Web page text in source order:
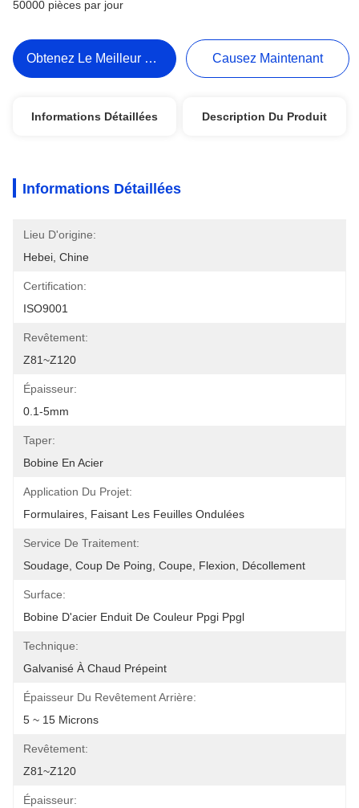
50000 pièces par jour
Obtenez Le Meilleur Prix Causez Maintenant
Informations Détaillées Description Du Produit
Informations Détaillées
Lieu D'origine:
Hebei, Chine
Certification:
ISO9001
Revêtement:
Z81~Z120
Épaisseur:
0.1-5mm
Taper:
Bobine En Acier
Application Du Projet:
Formulaires, Faisant Les Feuilles Ondulées
Service De Traitement:
Soudage, Coup De Poing, Coupe, Flexion, Décollement
Surface:
Bobine D'acier Enduit De Couleur Ppgi Ppgl
Technique:
Galvanisé À Chaud Prépeint
Épaisseur Du Revêtement Arrière:
5 ~ 15 Microns
Revêtement:
Z81~Z120
Épaisseur: